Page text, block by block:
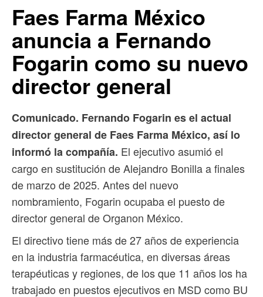
Faes Farma México
anuncia a Fernando
Fogarin como su nuevo
director general
Comunicado. Fernando Fogarin es el actual
director general de Faes Farma México, así lo
informó la compañía. El ejecutivo asumió el
cargo en sustitución de Alejandro Bonilla a finales
de marzo de 2025. Antes del nuevo
nombramiento, Fogarin ocupaba el puesto de
director general de Organon México.
El directivo tiene más de 27 años de experiencia
en la industria farmacéutica, en diversas áreas
terapéuticas y regiones, de los que 11 años los ha
trabajado en puestos ejecutivos en MSD como BU